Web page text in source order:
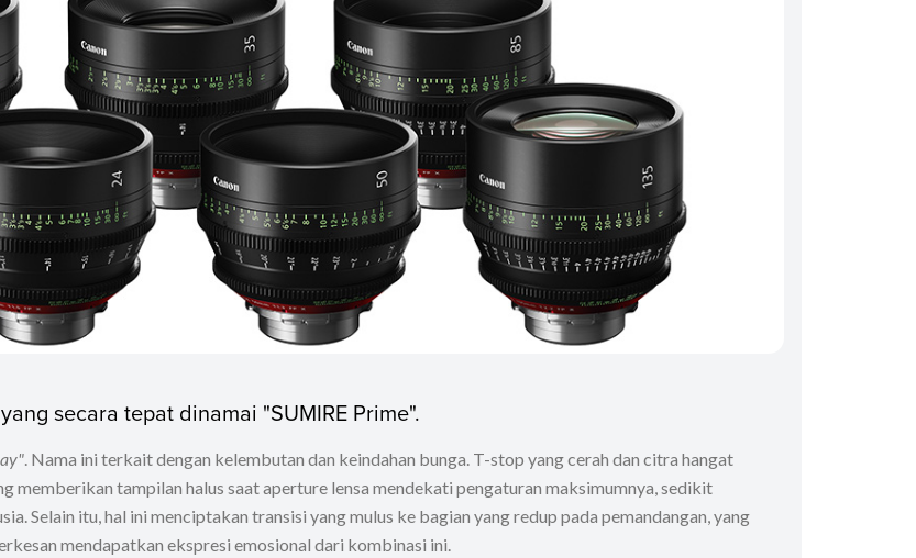
secara tepat dinamai "SUMIRE Prime".
. Nama ini terkait dengan kelembutan dan keindahan bunga. T-stop yang cerah dan citra hangat
memberikan tampilan halus saat aperture lensa mendekati pengaturan maksimumnya, sedikit
Selain itu, hal ini menciptakan transisi yang mulus ke bagian yang redup pada pemandangan, yang
mendapatkan ekspresi emosional dari kombinasi ini.